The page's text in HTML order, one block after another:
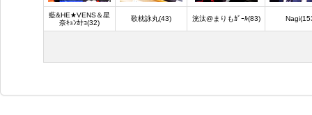
藍&HE★VENS＆星
奈ｷｭﾝｶﾅｺ(32)
歌枕詠丸(43) 洸汰@まりもｶﾞｰﾙ(83)